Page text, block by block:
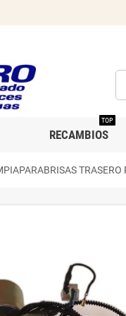
RECAMBIOS
TOP
TRASERO